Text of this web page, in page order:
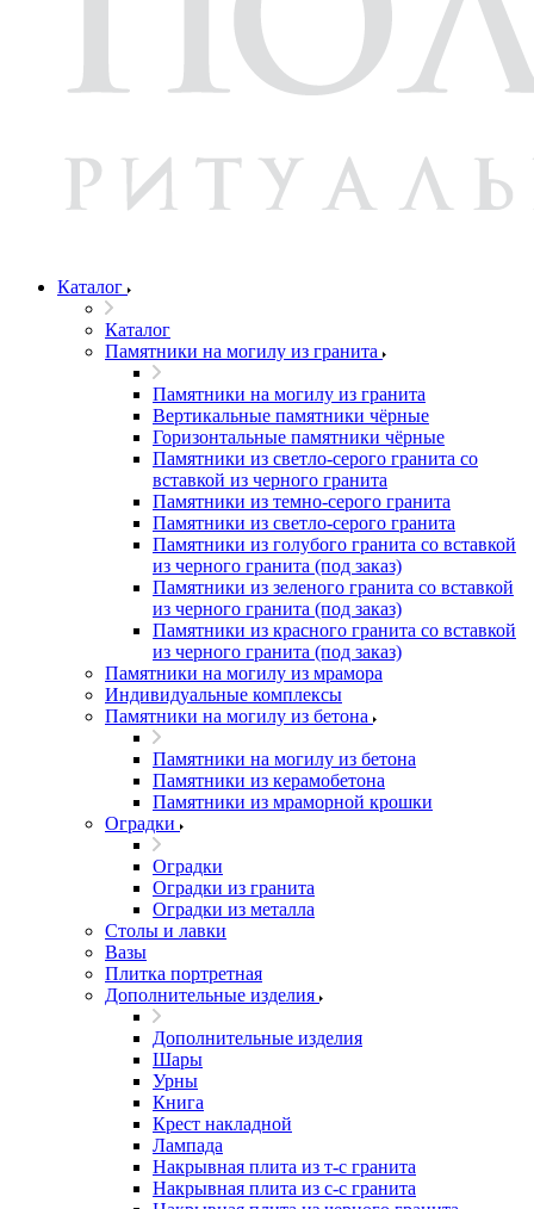
Каталог
Каталог
Памятники на могилу из гранита
Памятники на могилу из гранита
Вертикальные памятники чёрные
Горизонтальные памятники чёрные
Памятники из светло-серого гранита со
вставкой из черного гранита
Памятники из темно-серого гранита
Памятники из светло-серого гранита
Памятники из голубого гранита со вставкой
из черного гранита (под заказ)
Памятники из зеленого гранита со вставкой
из черного гранита (под заказ)
Памятники из красного гранита со вставкой
из черного гранита (под заказ)
Памятники на могилу из мрамора
Индивидуальные комплексы
Памятники на могилу из бетона
Памятники на могилу из бетона
Памятники из керамобетона
Памятники из мраморной крошки
Оградки
Оградки
Оградки из гранита
Оградки из металла
Столы и лавки
Вазы
Плитка портретная
Дополнительные изделия
Дополнительные изделия
Шары
Урны
Книга
Крест накладной
Лампада
Накрывная плита из т-с гранита
Накрывная плита из с-с гранита